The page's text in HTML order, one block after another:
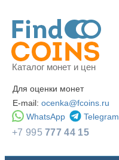
Каталог монет и цен
Для оценки монет
E-mail: ocenka@fcoins.ru
WhatsApp
Telegram
+7 995777 44 15